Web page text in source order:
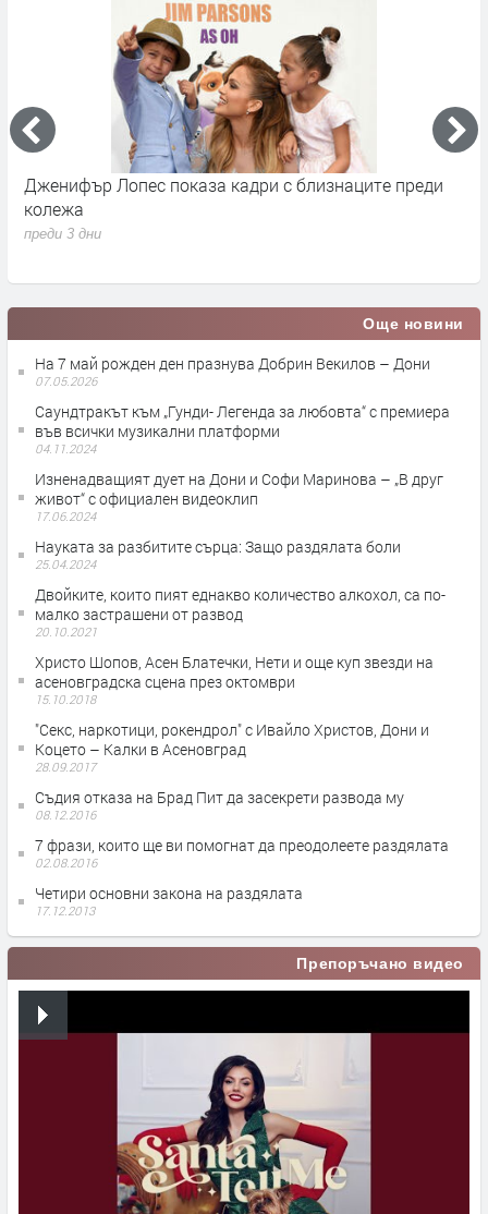
Дженифър Лопес показа кадри с близнаците преди
колежа
преди 3 дни
Още новини
На 7 май рожден ден празнува Добрин Векилов – Дони
07.05.2026
Саундтракът към „Гунди- Легенда за любовта“ с премиера
във всички музикални платформи
04.11.2024
Изненадващият дует на Дони и Софи Маринова – „В друг
живот“ с официален видеоклип
17.06.2024
Науката за разбитите сърца: Защо раздялата боли
25.04.2024
Двойките, които пият еднакво количество алкохол, са по-
малко застрашени от развод
20.10.2021
Христо Шопов, Асен Блатечки, Нети и още куп звезди на
асеновградска сцена през октомври
15.10.2018
"Секс, наркотици, рокендрол" с Ивайло Христов, Дони и
Коцето – Калки в Асеновград
28.09.2017
Съдия отказа на Брад Пит да засекрети развода му
08.12.2016
7 фрази, които ще ви помогнат да преодолеете раздялата
02.08.2016
Четири основни закона на раздялата
17.12.2013
Препоръчано видео